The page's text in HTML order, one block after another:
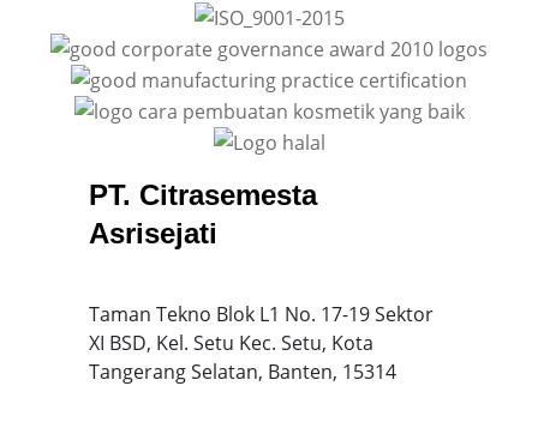
PT. Citrasemesta
Asrisejati
Taman Tekno Blok L1 No. 17-19 Sektor
XI BSD, Kel. Setu Kec. Setu, Kota
Tangerang Selatan, Banten, 15314